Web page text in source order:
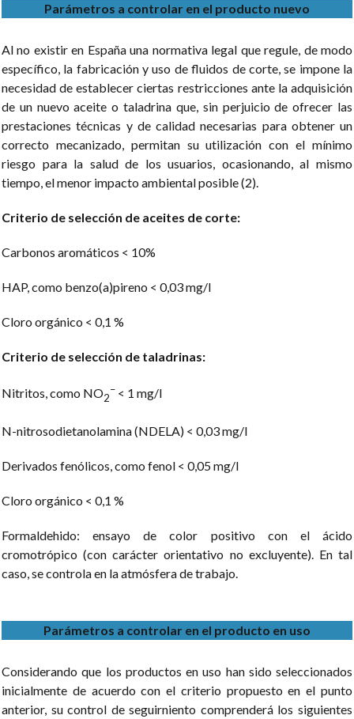
Parámetros a controlar en el producto nuevo
Al no existir en España una normativa legal que regule, de modo
específico, la fabricación y uso de fluidos de corte, se impone la
necesidad de establecer ciertas restricciones ante la adquisición
de un nuevo aceite o taladrina que, sin perjuicio de ofrecer las
prestaciones técnicas y de calidad necesarias para obtener un
correcto mecanizado, permitan su utilización con el mínimo
riesgo para la salud de los usuarios, ocasionando, al mismo
tiempo, el menor impacto ambiental posible (2).
Criterio de selección de aceites de corte:
Carbonos aromáticos < 10%
HAP, como benzo(a)pireno < 0,03 mg/l
Cloro orgánico < 0,1 %
Criterio de selección de taladrinas:
Nitritos, como NO2
– < 1 mg/l
N-nitrosodietanolamina (NDELA) < 0,03 mg/l
Derivados fenólicos, como fenol < 0,05 mg/l
Cloro orgánico < 0,1 %
Formaldehido: ensayo de color positivo con el ácido
cromotrópico (con carácter orientativo no excluyente). En tal
caso, se controla en la atmósfera de trabajo.
Parámetros a controlar en el producto en uso
Considerando que los productos en uso han sido seleccionados
inicialmente de acuerdo con el criterio propuesto en el punto
anterior, su control de seguirniento comprenderá los siguientes